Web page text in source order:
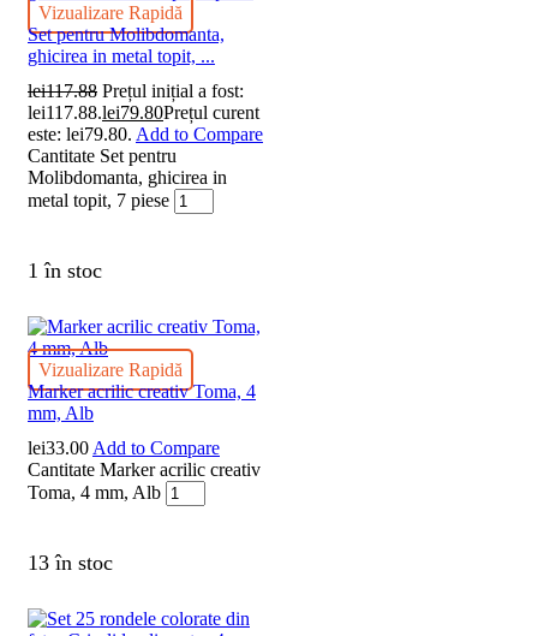
Vizualizare Rapidă
Set pentru Molibdomanta,
ghicirea in metal topit, ...
lei117.88 Prețul inițial a fost:
lei117.88.lei79.80Prețul curent
este: lei79.80. Add to Compare
Cantitate Set pentru
Molibdomanta, ghicirea in
metal topit, 7 piese
1 în stoc
Vizualizare Rapidă
Marker acrilic creativ Toma, 4
mm, Alb
lei33.00 Add to Compare
Cantitate Marker acrilic creativ
Toma, 4 mm, Alb
13 în stoc